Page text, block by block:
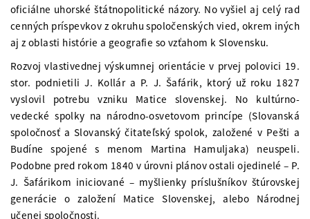
oficiálne uhorské štátnopolitické názory. No vyšiel aj celý rad
cenných príspevkov z okruhu spoločenských vied, okrem iných
aj z oblasti histórie a geografie so vzťahom k Slovensku.
Rozvoj vlastivednej výskumnej orientácie v prvej polovici 19.
stor. podnietili J. Kollár a P. J. Šafárik, ktorý už roku 1827
vyslovil potrebu vzniku Matice slovenskej. No kultúrno-
vedecké spolky na národno-osvetovom princípe (Slovanská
spoločnosť a Slovanský čitateľský spolok, založené v Pešti a
Budíne spojené s menom Martina Hamuljaka) neuspeli.
Podobne pred rokom 1840 v úrovni plánov ostali ojedinelé – P.
J. Šafárikom iniciované – myšlienky príslušníkov štúrovskej
generácie o založení Matice Slovenskej, alebo Národnej
učenej spoločnosti.